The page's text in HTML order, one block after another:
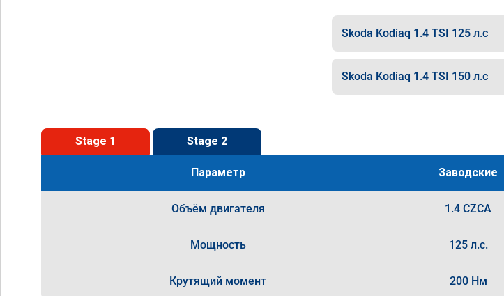
Skoda Kodiaq 1.4 TSI 125 л.с
Skoda Kodiaq 1.4 TSI 150 л.с
Stage 1 Stage 2
Параметр Заводские
Объём двигателя 1.4 CZCA
Мощность 125 л.с.
Крутящий момент 200 Нм